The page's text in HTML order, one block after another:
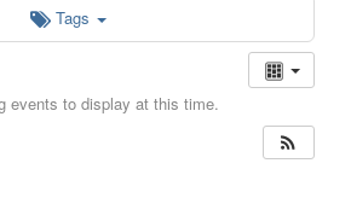
Tags
events to display at this time.